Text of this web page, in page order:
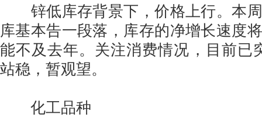
锌低库存背景下，价格上行。本周
库基本告一段落，库存的净增长速度
能不及去年。关注消费情况，目前已
站稳，暂观望。
化工品种